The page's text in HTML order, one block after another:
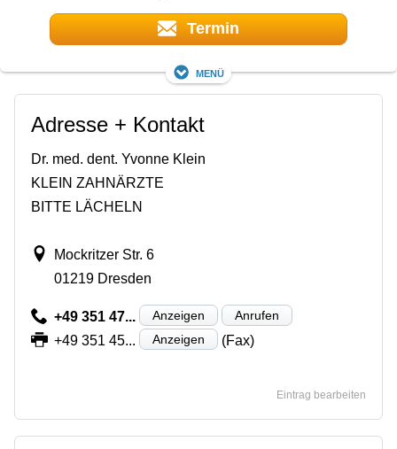
Termin
Menü
Adresse + Kontakt
Dr. med. dent. Yvonne Klein
KLEIN ZAHNÄRZTE
BITTE LÄCHELN
Mockritzer Str. 6
01219 Dresden
+49 351 47... Anzeigen Anrufen
+49 351 45... Anzeigen (Fax)
Eintrag bearbeiten